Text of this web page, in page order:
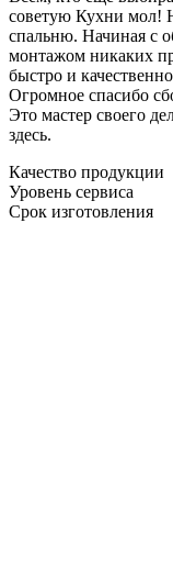
советую Кухни мол!
спальню. Начиная с
монтажом никаких
быстро и
Огромное спасибо
Это мастер своего
здесь.
Качество продукции
Уровень сервиса
Срок изготовления